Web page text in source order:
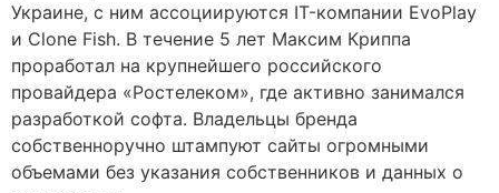
Украине, с ним ассоциируются IT-компании EvoPlay
и Clone Fish. В течение 5 лет Максим Криппа
проработал на крупнейшего российского
провайдера «Ростелеком», где активно занимался
разработкой софта. Владельцы бренда
собственноручно штампуют сайты огромными
объемами без указания собственников и данных о